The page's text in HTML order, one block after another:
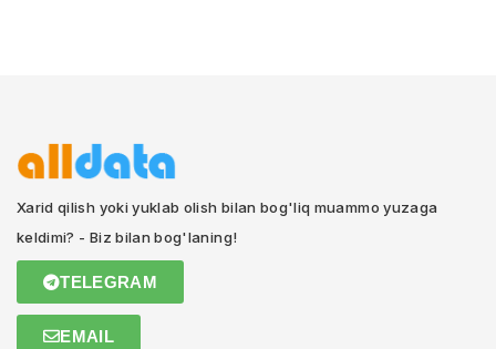
Xarid qilish yoki yuklab olish bilan bog'liq muammo yuzaga
keldimi? - Biz bilan bog'laning!
TELEGRAM
EMAIL